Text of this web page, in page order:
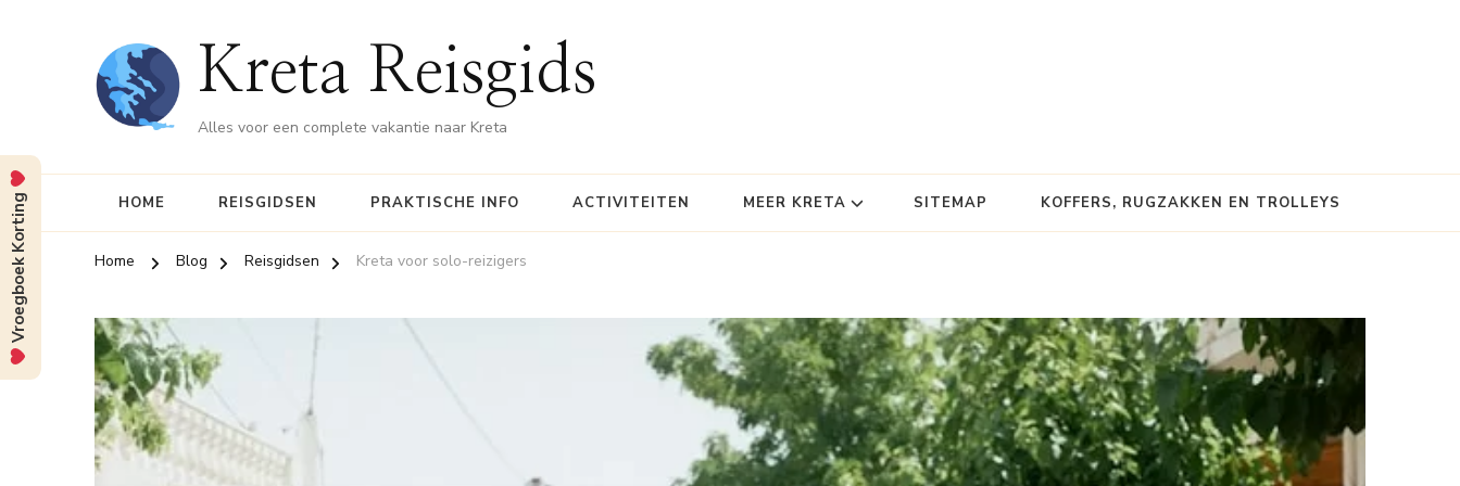
Kreta Reisgids
Alles voor een complete vakantie naar Kreta
HOME REISGIDSEN PRAKTISCHE INFO ACTIVITEITEN MEER KRETA SITEMAP KOFFERS, RUGZAKKEN EN TROLLEYS
Home Blog Reisgidsen Kreta voor solo-reizigers
Vroegboek Korting